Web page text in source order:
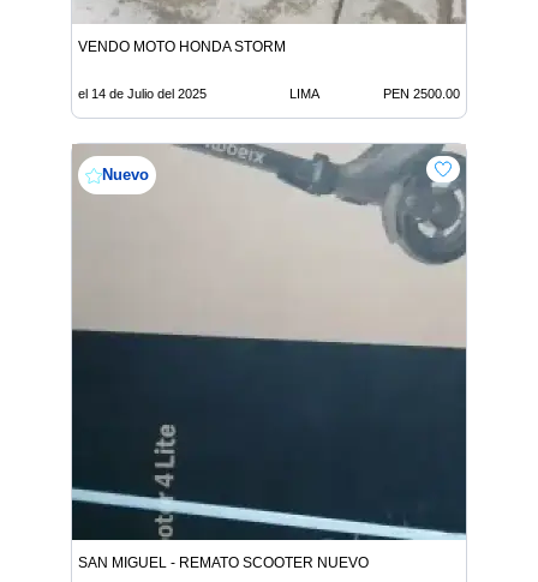
VENDO MOTO HONDA STORM
el 14 de Julio del 2025 LIMA PEN 2500.00
Nuevo
SAN MIGUEL - REMATO SCOOTER NUEVO